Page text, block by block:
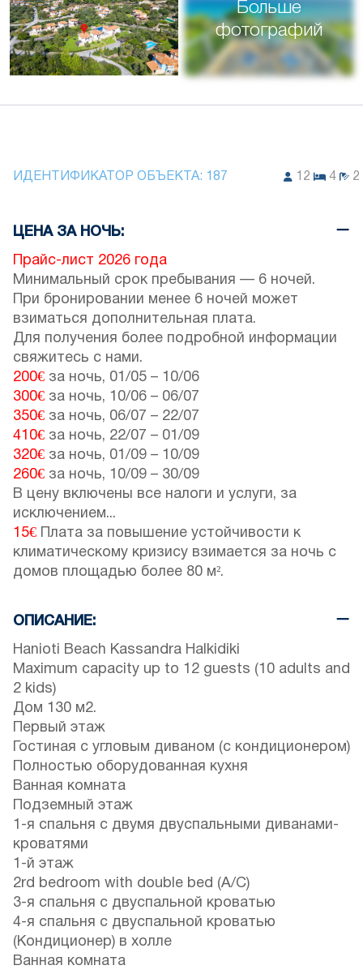
Больше
фотографий
ИДЕНТИФИКАТОР ОБЪЕКТА: 187 12 4 2
ЦЕНА ЗА НОЧЬ:
Прайс-лист 2026 года
Минимальный срок пребывания — 6 ночей.
При бронировании менее 6 ночей может
взиматься дополнительная плата.
Для получения более подробной информации
свяжитесь с нами.
200€ за ночь, 01/05 – 10/06
300€ за ночь, 10/06 – 06/07
350€ за ночь, 06/07 – 22/07
410€ за ночь, 22/07 – 01/09
320€ за ночь, 01/09 – 10/09
260€ за ночь, 10/09 – 30/09
В цену включены все налоги и услуги, за
исключением...
15€ Плата за повышение устойчивости к
климатическому кризису взимается за ночь с
домов площадью более 80 м².
ОПИСАНИЕ:
Hanioti Beach Kassandra Halkidiki
Maximum capacity up to 12 guests (10 adults and
2 kids)
Дом 130 м2.
Первый этаж
Гостиная с угловым диваном (с кондиционером)
Полностью оборудованная кухня
Ванная комната
Подземный этаж
1-я спальня с двумя двуспальными диванами-
кроватями
1-й этаж
2rd bedroom with double bed (A/C)
3-я спальня с двуспальной кроватью
4-я спальня с двуспальной кроватью
(Кондиционер) в холле
Ванная комната